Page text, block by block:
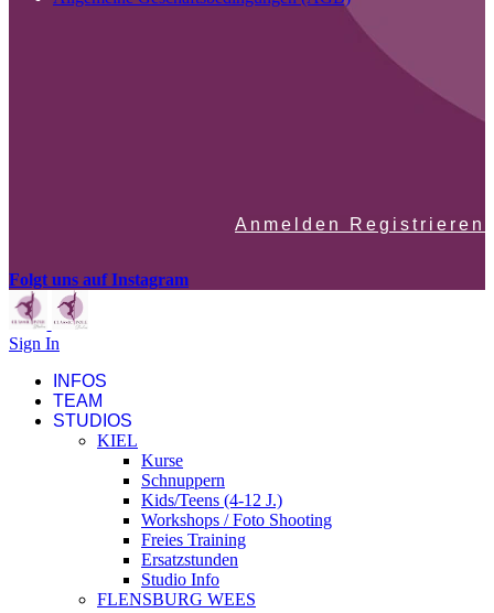
Anmelden Registrieren
Folgt uns auf Instagram
Sign In
INFOS
TEAM
STUDIOS
KIEL
Kurse
Schnuppern
Kids/Teens (4-12 J.)
Workshops / Foto Shooting
Freies Training
Ersatzstunden
Studio Info
FLENSBURG WEES